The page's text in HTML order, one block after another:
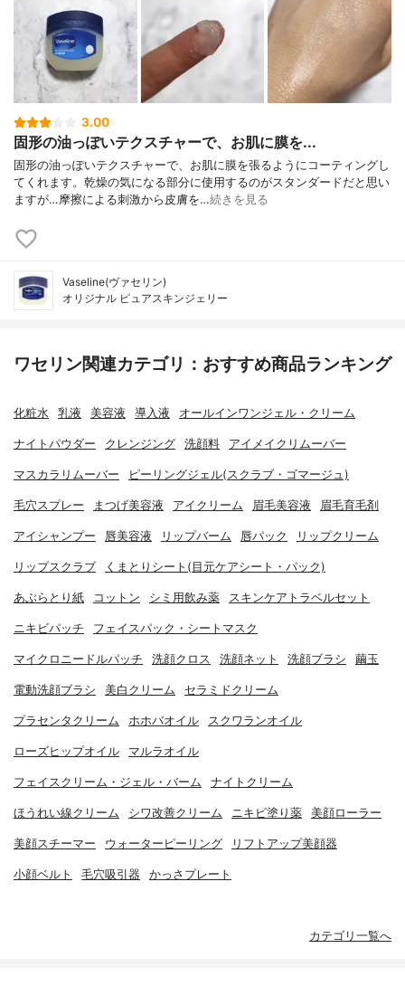
3.00
固形の油っぽいテクスチャーで、お肌に膜を...
固形の油っぽいテクスチャーで、お肌に膜を張るようにコーティングし
てくれます。乾燥の気になる部分に使用するのがスタンダードだと思い
ますが…摩擦による刺激から皮膚を…続きを見る
Vaseline(ヴァセリン)
オリジナル ピュアスキンジェリー
ワセリン関連カテゴリ：おすすめ商品ランキング
化粧水 乳液 美容液 導入液 オールインワンジェル・クリーム
ナイトパウダー クレンジング 洗顔料 アイメイクリムーバー
マスカラリムーバー ピーリングジェル(スクラブ・ゴマージュ)
毛穴スプレー まつげ美容液 アイクリーム 眉毛美容液 眉毛育毛剤
アイシャンプー 唇美容液 リップバーム 唇パック リップクリーム
リップスクラブ くまとりシート(目元ケアシート・パック)
あぶらとり紙 コットン シミ用飲み薬 スキンケアトラベルセット
ニキビパッチ フェイスパック・シートマスク
マイクロニードルパッチ 洗顔クロス 洗顔ネット 洗顔ブラシ 繭玉
電動洗顔ブラシ 美白クリーム セラミドクリーム
プラセンタクリーム ホホバオイル スクワランオイル
ローズヒップオイル マルラオイル
フェイスクリーム・ジェル・バーム ナイトクリーム
ほうれい線クリーム シワ改善クリーム ニキビ塗り薬 美顔ローラー
美顔スチーマー ウォーターピーリング リフトアップ美顔器
小顔ベルト 毛穴吸引器 かっさプレート
カテゴリ一覧へ